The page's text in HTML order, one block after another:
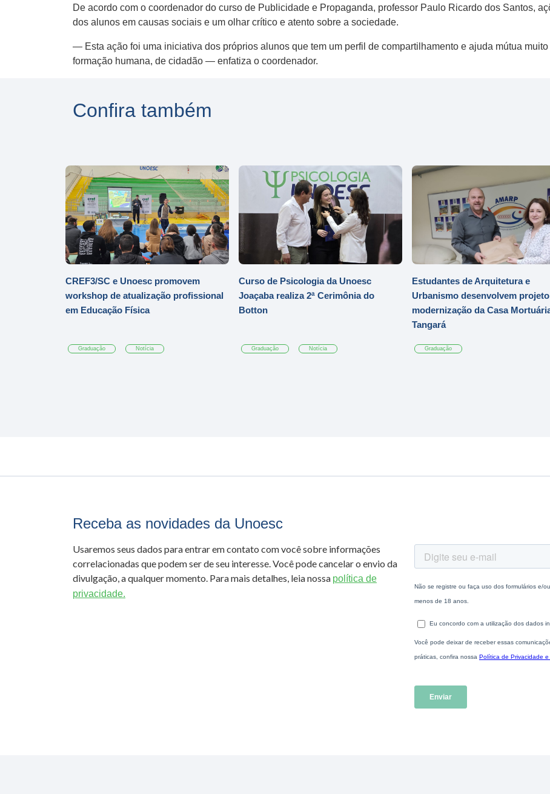
De acordo com o coordenador do curso de Publicidade e Propaganda, professor Paulo Ricardo dos Santos,
dos alunos em causas sociais e um olhar crítico e atento sobre a sociedade.
— Esta ação foi uma iniciativa dos próprios alunos que tem um perfil de compartilhamento e ajuda mútua
formação humana, de cidadão — enfatiza o coordenador.
Confira também
CREF3/SC e Unoesc promovem
workshop de atualização profissional
em Educação Física
Graduação Notícia
Curso de Psicologia da Unoesc
Joaçaba realiza 2ª Cerimônia do
Botton
Graduação Notícia
Estudantes de Arquitetura e
Urbanismo desenvolvem
modernização da Casa
Tangará
Graduação
Receba as novidades da Unoesc
Usaremos seus dados para entrar em contato com você sobre informações
correlacionadas que podem ser de seu interesse. Você pode cancelar o envio da
divulgação, a qualquer momento. Para mais detalhes, leia nossa política de
privacidade.